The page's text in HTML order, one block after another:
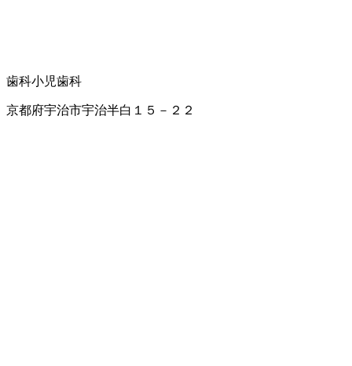
歯科小児歯科
京都府宇治市宇治半白１５－２２